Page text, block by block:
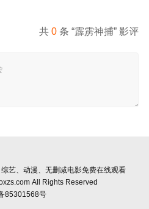
共0 条 “霹雳神捕” 影评
艺、动漫、无删减电影免费在线观看
All Rights Reserved
85301568号